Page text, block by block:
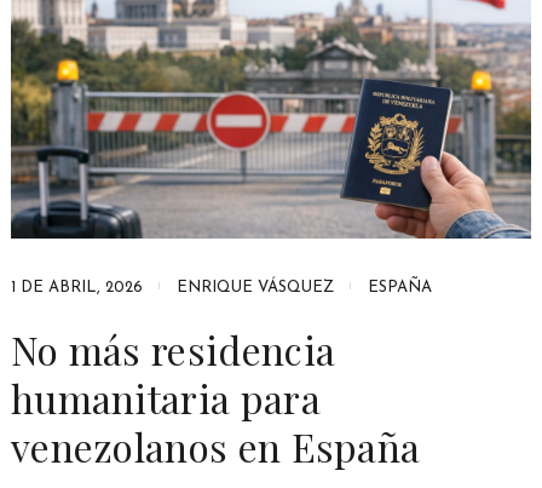
1 DE ABRIL, 2026 ENRIQUE VÁSQUEZ ESPAÑA
No más residencia
humanitaria para
venezolanos en España